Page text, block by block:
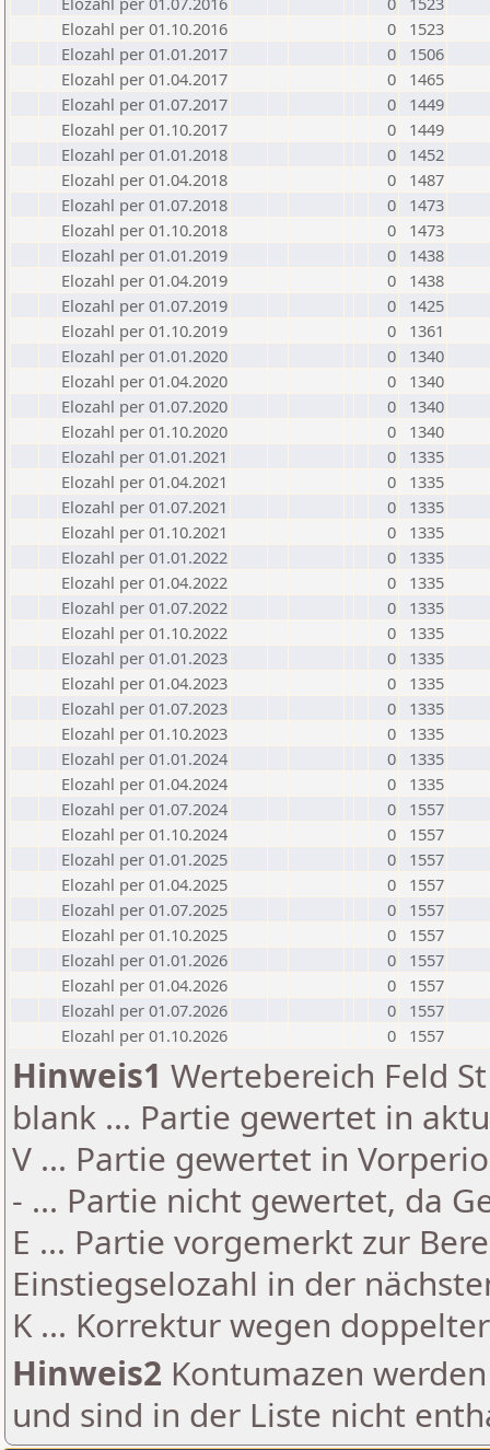
Elozahl per 01.10.2016
0
1523
Elozahl per 01.01.2017
0
1506
Elozahl per 01.04.2017
0
1465
Elozahl per 01.07.2017
0
1449
Elozahl per 01.10.2017
0
1449
Elozahl per 01.01.2018
0
1452
Elozahl per 01.04.2018
0
1487
Elozahl per 01.07.2018
0
1473
Elozahl per 01.10.2018
0
1473
Elozahl per 01.01.2019
0
1438
Elozahl per 01.04.2019
0
1438
Elozahl per 01.07.2019
0
1425
Elozahl per 01.10.2019
0
1361
Elozahl per 01.01.2020
0
1340
Elozahl per 01.04.2020
0
1340
Elozahl per 01.07.2020
0
1340
Elozahl per 01.10.2020
0
1340
Elozahl per 01.01.2021
0
1335
Elozahl per 01.04.2021
0
1335
Elozahl per 01.07.2021
0
1335
Elozahl per 01.10.2021
0
1335
Elozahl per 01.01.2022
0
1335
Elozahl per 01.04.2022
0
1335
Elozahl per 01.07.2022
0
1335
Elozahl per 01.10.2022
0
1335
Elozahl per 01.01.2023
0
1335
Elozahl per 01.04.2023
0
1335
Elozahl per 01.07.2023
0
1335
Elozahl per 01.10.2023
0
1335
Elozahl per 01.01.2024
0
1335
Elozahl per 01.04.2024
0
1335
Elozahl per 01.07.2024
0
1557
Elozahl per 01.10.2024
0
1557
Elozahl per 01.01.2025
0
1557
Elozahl per 01.04.2025
0
1557
Elozahl per 01.07.2025
0
1557
Elozahl per 01.10.2025
0
1557
Elozahl per 01.01.2026
0
1557
Elozahl per 01.04.2026
0
1557
Elozahl per 01.07.2026
0
1557
Elozahl per 01.10.2026
0 1557
Hinweis1 Wertebereich Feld
blank ... Partie gewertet in
V ... Partie gewertet in
- ... Partie nicht gewertet, da
E ... Partie vorgemerkt zur
Einstiegselozahl in der
K ... Korrektur wegen
Hinweis2 Kontumazen
und sind in der Liste nicht